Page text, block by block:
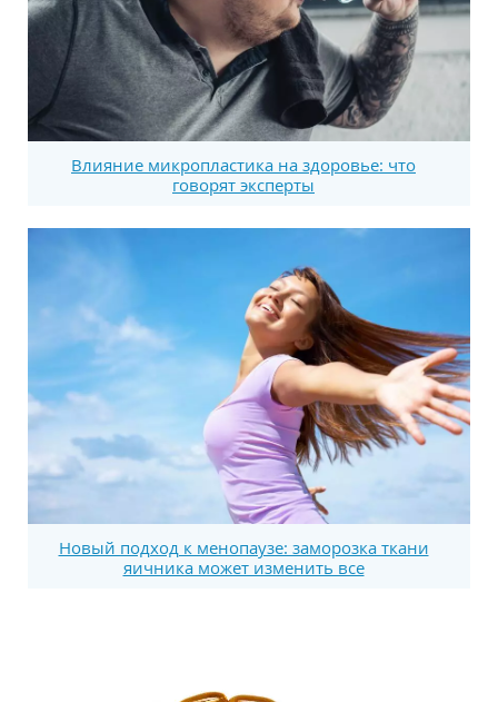
Влияние микропластика на здоровье: что
говорят эксперты
Новый подход к менопаузе: заморозка ткани
яичника может изменить все